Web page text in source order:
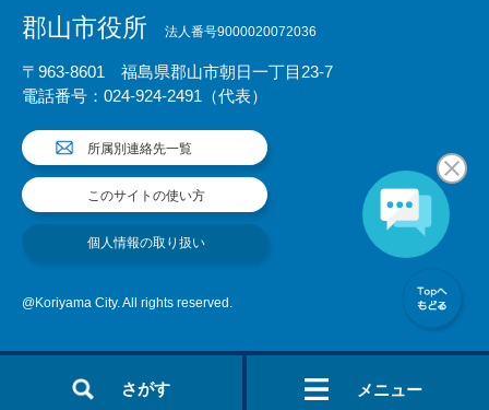
さがす メニュー
郡山市役所 法人番号9000020072036
〒963-8601 福島県郡山市朝日一丁目23-7
電話番号：024-924-2491（代表）
所属別連絡先一覧
このサイトの使い方
個人情報の取り扱い
@Koriyama City. All rights reserved.